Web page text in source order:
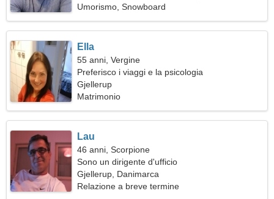
Umorismo, Snowboard
Ella
55 anni, Vergine
Preferisco i viaggi e la psicologia
Gjellerup
Matrimonio
Lau
46 anni, Scorpione
Sono un dirigente d'ufficio
Gjellerup, Danimarca
Relazione a breve termine